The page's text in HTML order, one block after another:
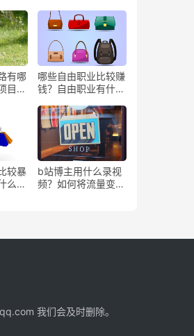
有哪
目推
哪些自由职业比较赚
钱？自由职业有什么
较暴
么更
b站博主用什么录视
频？如何将流量变
我们会及时删除。